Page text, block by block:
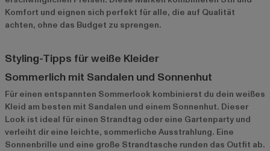
Komfort und eignen sich perfekt für alle, die auf Qualität
achten, ohne das Budget zu sprengen.
Styling-Tipps für weiße Kleider
Sommerlich mit Sandalen und Sonnenhut
Für einen entspannten Sommerlook kombinierst du dein weißes
Kleid am besten mit Sandalen und einem Sonnenhut. Dieser
Look ist ideal für einen Strandtag oder eine Gartenparty und
verleiht dir eine leichte, sommerliche Ausstrahlung. Eine
Sonnenbrille und eine große Strandtasche runden das Outfit ab.